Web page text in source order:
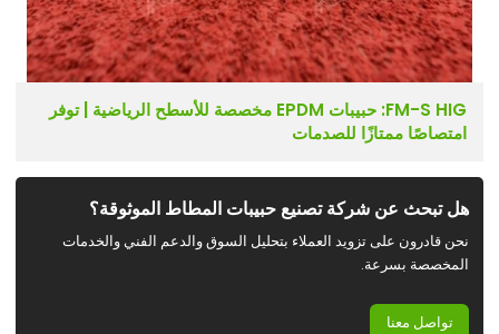
FM-S HIG: حبيبات EPDM مخصصة للأسطح الرياضية | توفر
امتصاصًا ممتازًا للصدمات
هل تبحث عن شركة تصنيع حبيبات المطاط الموثوقة؟
نحن قادرون على تزويد العملاء بتحليل السوق والدعم الفني والخدمات
المخصصة بسرعة.
تواصل معنا